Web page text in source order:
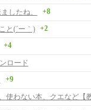
したね、 +8
と(´ー｀) +2
+4
ロード
+9
使わない本、クエなど【